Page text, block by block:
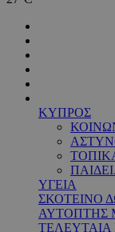
ΚΥΠΡΟΣ
ΥΓΕΙΑ
ΣΚΟΤΕΙΝΟ
ΑΥΤΟΠΤΗΣ
ΤΕΛΕΥΤΑΙΑ